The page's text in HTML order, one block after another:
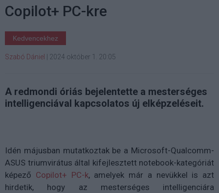
Copilot+ PC-kre
Kedvencekhez
Szabó Dániel 2024 október 1. 20:05
A redmondi óriás bejelentette a mesterséges
intelligenciával kapcsolatos új elképzeléseit.
Idén májusban mutatkoztak be a Microsoft-Qualcomm-
ASUS triumvirátus által kifejlesztett notebook-kategóriát
képező Copilot+ PC-k, amelyek már a nevükkel is azt
hirdetik, hogy az mesterséges intelligenciára